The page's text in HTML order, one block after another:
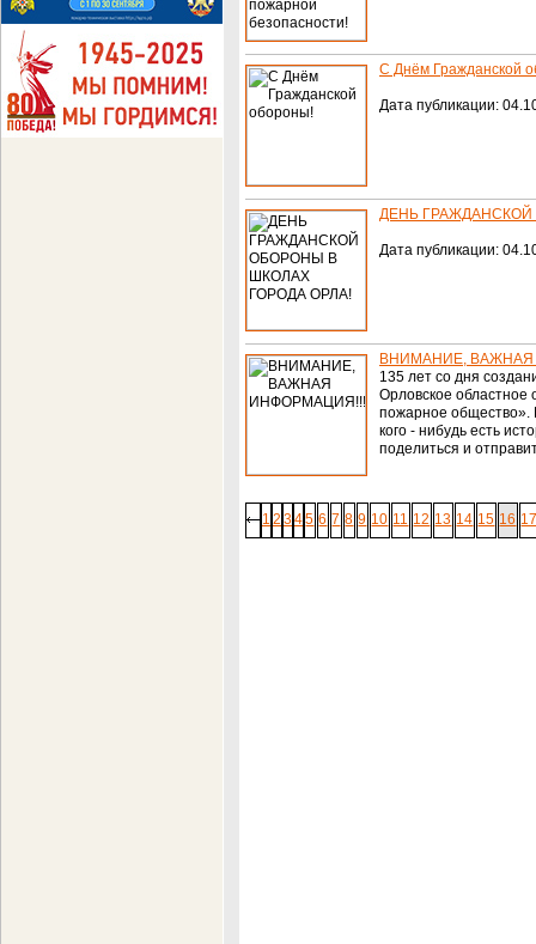
С Днём Гражданской
Дата публикации:
ДЕНЬ
Дата публикации:
ВНИМАНИЕ,
135 лет со дня
Орловское областное
пожарное общество».
кого - нибудь есть
поделиться и
1 2 345 6 7 8 9 10 11 12 13 14 15 16